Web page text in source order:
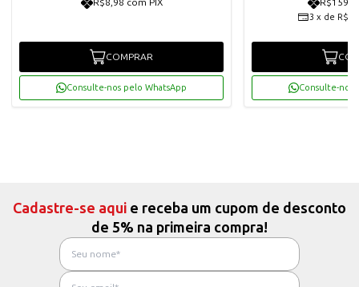
R$8,98 com PIX
COMPRAR
Consulte-nos pelo WhatsApp
3 x de
Consulte-nos
Cadastre-se aqui e receba um cupom de desconto
de 5% na primeira compra!